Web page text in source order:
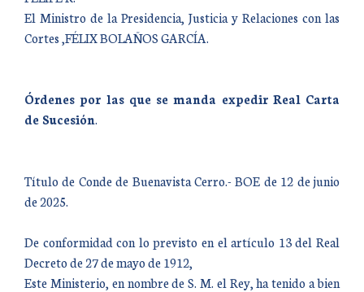
El Ministro de la Presidencia, Justicia y Relaciones con las
Cortes ,FÉLIX BOLAÑOS GARCÍA.
Órdenes por las que se manda expedir Real Carta
de Sucesión.
Título de Conde de Buenavista Cerro.- BOE de 12 de junio
de 2025.
De conformidad con lo previsto en el artículo 13 del Real
Decreto de 27 de mayo de 1912,
Este Ministerio, en nombre de S. M. el Rey, ha tenido a bien